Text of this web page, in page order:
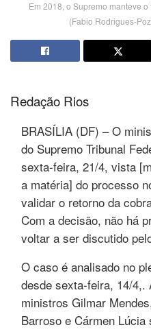
Em 2018, o Supremo manteve
(Fabio Rodrigues-
Redação Rios
BRASÍLIA (DF) – O
do Supremo Tribunal
sexta-feira, 21/4, vista
a matéria] do processo
validar o retorno da
Com a decisão, não há
voltar a ser discutido
O caso é analisado no
desde sexta-feira, 14/4,.
ministros Gilmar
Barroso e Cármen Lúcia